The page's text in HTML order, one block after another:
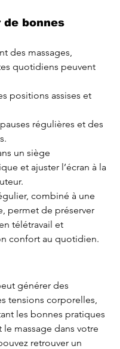
de bonnes
des massages,
quotidiens peuvent
positions assises et
régulières et des
un siège
et ajuster l’écran à la
combiné à une
permet de préserver
télétravail et
confort au quotidien.
générer des
tensions corporelles,
les bonnes pratiques
massage dans votre
retrouver un